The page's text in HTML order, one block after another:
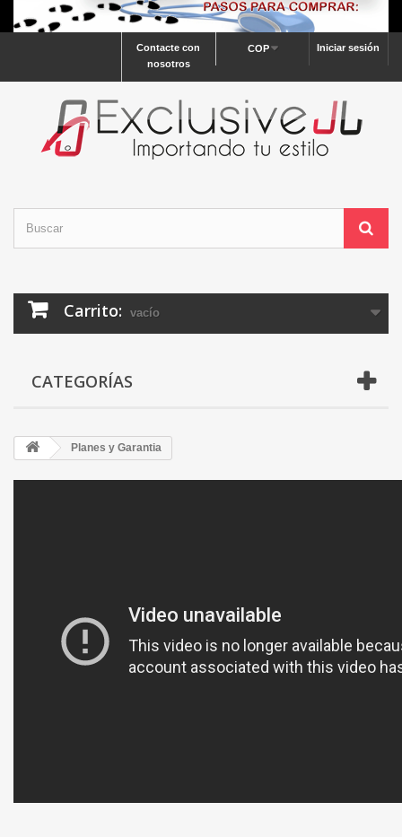
Iniciar sesión
COP
Contacte con
nosotros
Carrito: vacío
CATEGORÍAS
Planes y Garantia